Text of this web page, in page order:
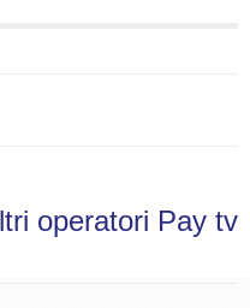
operatori Pay tv